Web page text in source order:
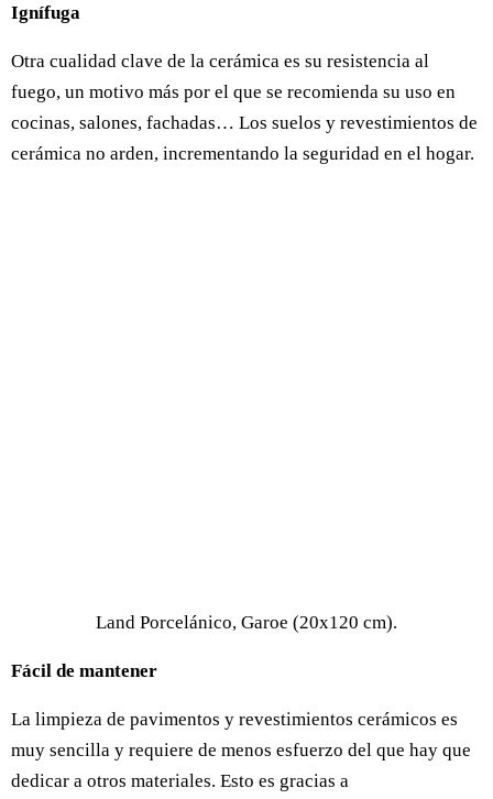
Ignífuga
Otra cualidad clave de la cerámica es su resistencia al
fuego, un motivo más por el que se recomienda su uso en
cocinas, salones, fachadas… Los suelos y revestimientos de
cerámica no arden, incrementando la seguridad en el hogar.
Land Porcelánico, Garoe (20x120 cm).
Fácil de mantener
La limpieza de pavimentos y revestimientos cerámicos es
muy sencilla y requiere de menos esfuerzo del que hay que
dedicar a otros materiales. Esto es gracias a